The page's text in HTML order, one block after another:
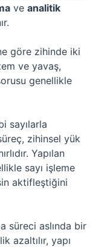
ve analitik
göre zihinde iki
ve yavaş,
genellikle
sayılarla
zihinsel yük
Yapılan
sayı işleme
aktifleştiğini
süreci aslında bir
azaltılır, yapı